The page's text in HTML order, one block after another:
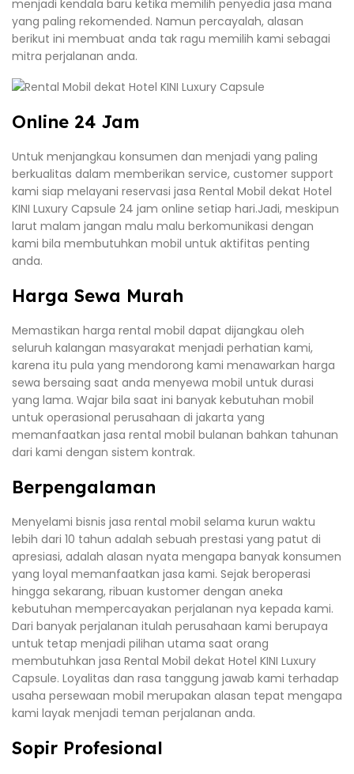
menjadi kendala baru ketika memilih penyedia jasa mana
yang paling rekomended. Namun percayalah, alasan
berikut ini membuat anda tak ragu memilih kami sebagai
mitra perjalanan anda.
Online 24 Jam
Untuk menjangkau konsumen dan menjadi yang paling
berkualitas dalam memberikan service, customer support
kami siap melayani reservasi jasa Rental Mobil dekat Hotel
KINI Luxury Capsule 24 jam online setiap hari.Jadi, meskipun
larut malam jangan malu malu berkomunikasi dengan
kami bila membutuhkan mobil untuk aktifitas penting
anda.
Harga Sewa Murah
Memastikan harga rental mobil dapat dijangkau oleh
seluruh kalangan masyarakat menjadi perhatian kami,
karena itu pula yang mendorong kami menawarkan harga
sewa bersaing saat anda menyewa mobil untuk durasi
yang lama. Wajar bila saat ini banyak kebutuhan mobil
untuk operasional perusahaan di jakarta yang
memanfaatkan jasa rental mobil bulanan bahkan tahunan
dari kami dengan sistem kontrak.
Berpengalaman
Menyelami bisnis jasa rental mobil selama kurun waktu
lebih dari 10 tahun adalah sebuah prestasi yang patut di
apresiasi, adalah alasan nyata mengapa banyak konsumen
yang loyal memanfaatkan jasa kami. Sejak beroperasi
hingga sekarang, ribuan kustomer dengan aneka
kebutuhan mempercayakan perjalanan nya kepada kami.
Dari banyak perjalanan itulah perusahaan kami berupaya
untuk tetap menjadi pilihan utama saat orang
membutuhkan jasa Rental Mobil dekat Hotel KINI Luxury
Capsule. Loyalitas dan rasa tanggung jawab kami terhadap
usaha persewaan mobil merupakan alasan tepat mengapa
kami layak menjadi teman perjalanan anda.
Sopir Profesional